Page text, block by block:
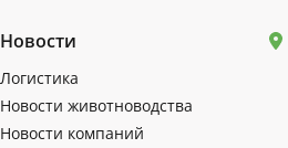
Новости
Логистика
Новости животноводства
Новости компаний